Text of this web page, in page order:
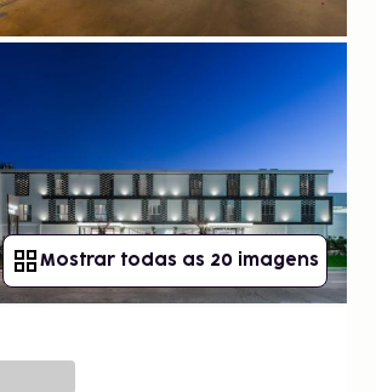
Mostrar todas as 20 imagens